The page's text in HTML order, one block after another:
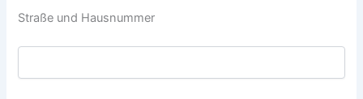
Straße und Hausnummer